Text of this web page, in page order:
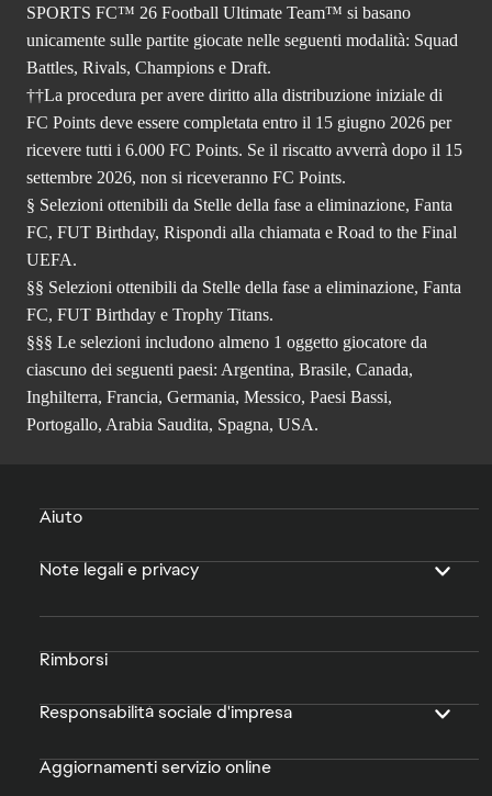
SPORTS FC™ 26 Football Ultimate Team™ si basano
unicamente sulle partite giocate nelle seguenti modalità: Squad
Battles, Rivals, Champions e Draft.
††La procedura per avere diritto alla distribuzione iniziale di
FC Points deve essere completata entro il 15 giugno 2026 per
ricevere tutti i 6.000 FC Points. Se il riscatto avverrà dopo il 15
settembre 2026, non si riceveranno FC Points.
§ Selezioni ottenibili da Stelle della fase a eliminazione, Fanta
FC, FUT Birthday, Rispondi alla chiamata e Road to the Final
UEFA.
§§ Selezioni ottenibili da Stelle della fase a eliminazione, Fanta
FC, FUT Birthday e Trophy Titans.
§§§ Le selezioni includono almeno 1 oggetto giocatore da
ciascuno dei seguenti paesi: Argentina, Brasile, Canada,
Inghilterra, Francia, Germania, Messico, Paesi Bassi,
Portogallo, Arabia Saudita, Spagna, USA.
Aiuto
Note legali e privacy
Rimborsi
Responsabilità sociale d'impresa
Aggiornamenti servizio online